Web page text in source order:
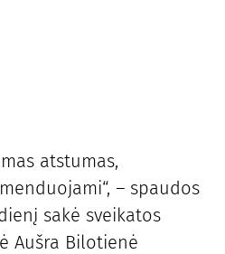
atstumas,
– spaudos
sakė sveikatos
Aušra Bilotienė